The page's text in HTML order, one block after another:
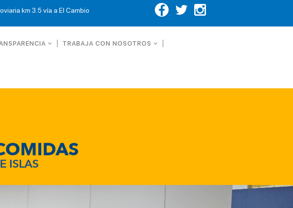
km 3.5 vía a El Cambio
TRABAJA CON NOSOTROS